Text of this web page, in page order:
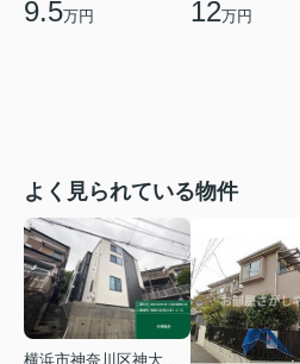
9.5万円 12万円
よく見られている物件